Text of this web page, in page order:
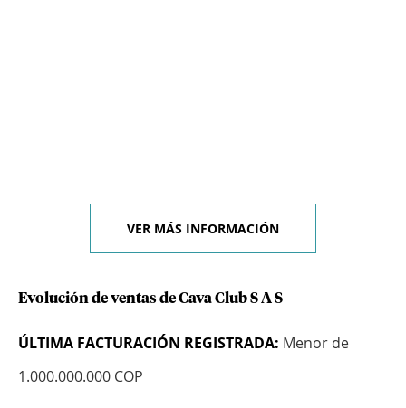
VER MÁS INFORMACIÓN
Evolución de ventas de Cava Club S A S
ÚLTIMA FACTURACIÓN REGISTRADA: Menor de
1.000.000.000 COP